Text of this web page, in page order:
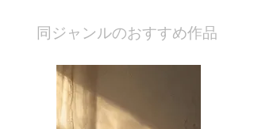
​同ジャンルのおすすめ作品